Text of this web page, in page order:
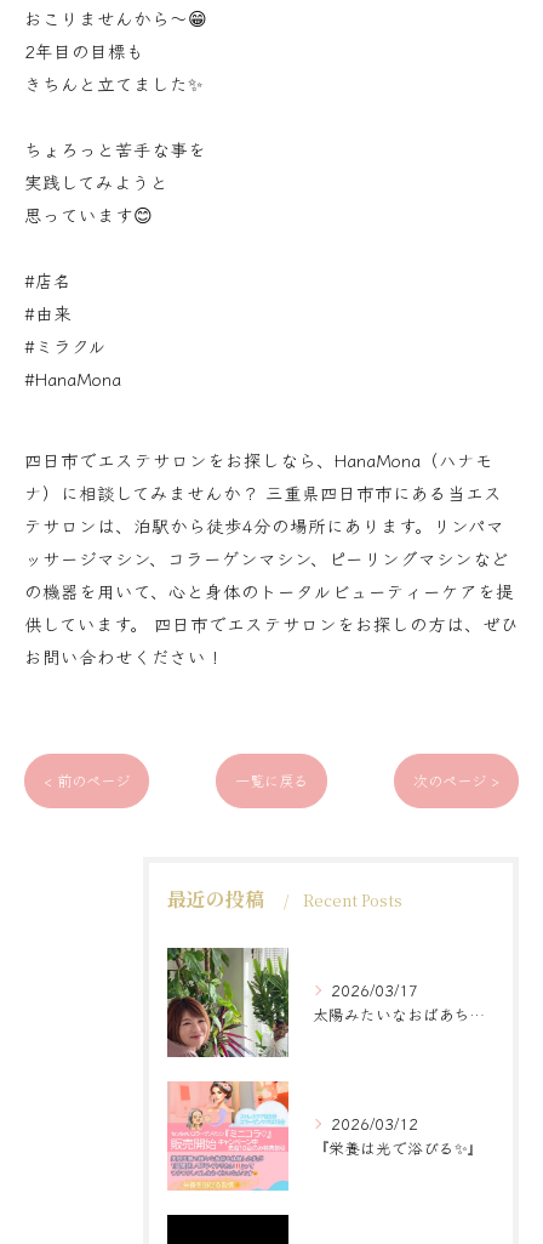
おこりませんから〜😁
2年目の目標も
きちんと立てました✨
ちょろっと苦手な事を
実践してみようと
思っています😊
#店名
#由来
#ミラクル
#HanaMona
四日市でエステサロンをお探しなら、HanaMona（ハナモ
ナ）に相談してみませんか？ 三重県四日市市にある当エス
テサロンは、泊駅から徒歩4分の場所にあります。リンパマ
ッサージマシン、コラーゲンマシン、ピーリングマシンなど
の機器を用いて、心と身体のトータルビューティーケアを提
供しています。 四日市でエステサロンをお探しの方は、ぜひ
お問い合わせください！
< 前のページ 一覧に戻る 次のページ >
最近の投稿 Recent Posts
2026/03/17
太陽みたいなおばあちゃんに
2026/03/12
『栄養は光で浴びる✨』